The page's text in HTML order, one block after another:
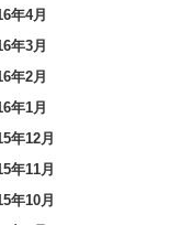
年4月
年3月
年2月
年1月
年12月
年11月
年10月